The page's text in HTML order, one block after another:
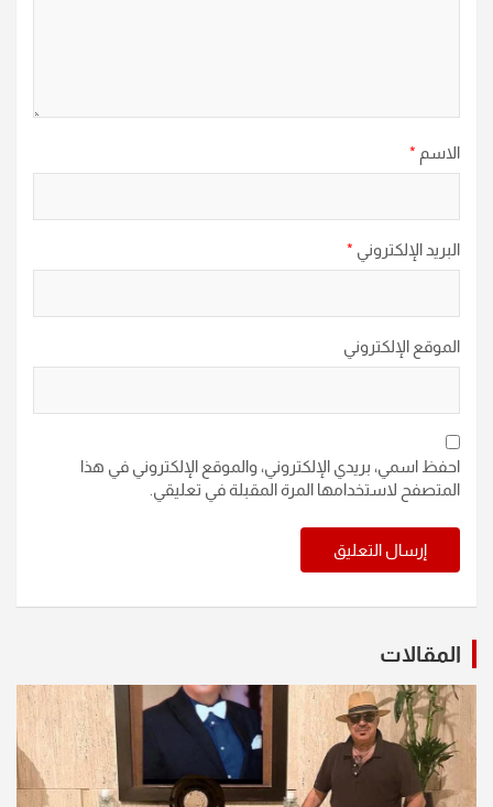
الاسم *
البريد الإلكتروني *
الموقع الإلكتروني
احفظ اسمي، بريدي الإلكتروني، والموقع الإلكتروني في هذا
المتصفح لاستخدامها المرة المقبلة في تعليقي.
المقالات